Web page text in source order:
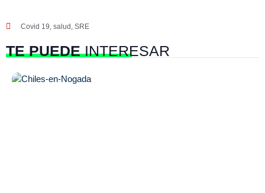
Covid 19, salud , SRE
TE PUEDEINTERESAR